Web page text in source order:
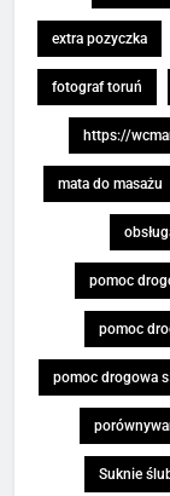
extra pozyczka
fotograf toruń
https://
mata do masażu
pomoc
pomoc
pomoc drogowa
Suknie